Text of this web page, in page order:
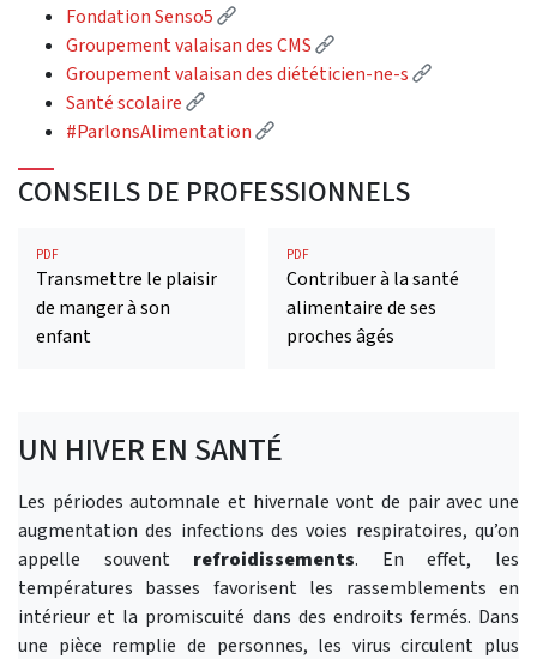
Fondation Senso5
(Lien externe)
Groupement valaisan des CMS
(Lien externe)
Groupement valaisan des diététicien-ne-s
(Lien
Santé scolaire
(Lien externe)
#ParlonsAlimentation
(Lien externe)
CONSEILS DE PROFESSIONNELS
PDF
Transmettre le plaisir
de manger à son
enfant
PDF
Contribuer à la santé
alimentaire de ses
proches âgés
UN HIVER EN SANTÉ
Les périodes automnale et hivernale vont de pair avec une
augmentation des infections des voies respiratoires, qu’on
appelle souvent refroidissements. En effet, les
températures basses favorisent les rassemblements en
intérieur et la promiscuité dans des endroits fermés. Dans
une pièce remplie de personnes, les virus circulent plus